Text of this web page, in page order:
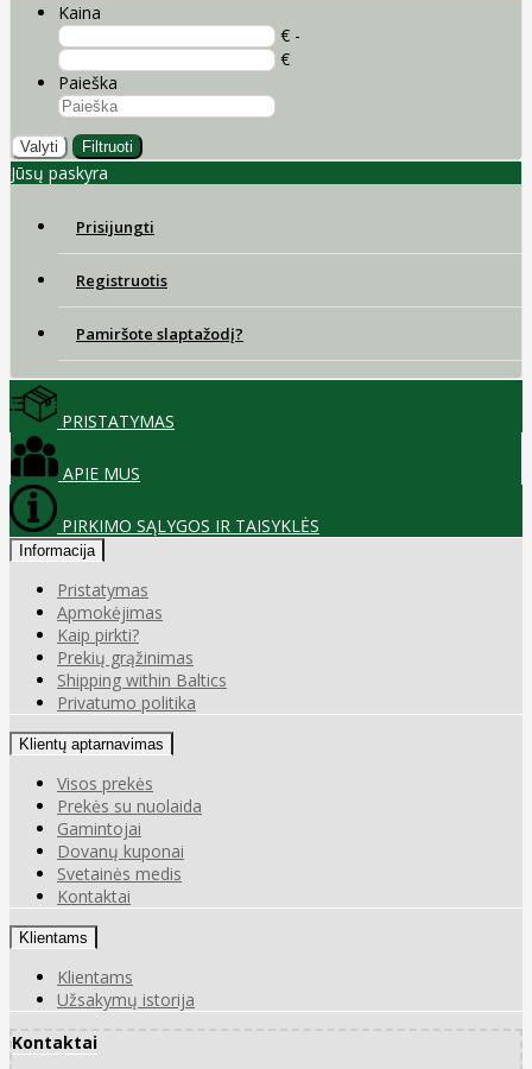
Kaina
€ -
€
Paieška
Valyti Filtruoti
Jūsų paskyra
Prisijungti
Registruotis
Pamiršote slaptažodį?
PRISTATYMAS
APIE MUS
PIRKIMO SĄLYGOS IR TAISYKLĖS
Informacija
Pristatymas
Apmokėjimas
Kaip pirkti?
Prekių grąžinimas
Shipping within Baltics
Privatumo politika
Klientų aptarnavimas
Visos prekės
Prekės su nuolaida
Gamintojai
Dovanų kuponai
Svetainės medis
Kontaktai
Klientams
Klientams
Užsakymų istorija
Kontaktai